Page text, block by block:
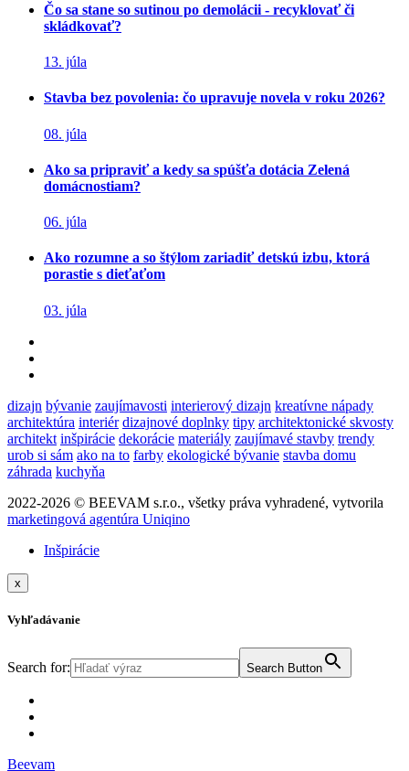
Čo sa stane so sutinou po demolácii - recyklovať či
skládkovať?
13. júla
Stavba bez povolenia: čo upravuje novela v roku 2026?
08. júla
Ako sa pripraviť a kedy sa spúšťa dotácia Zelená
domácnostiam?
06. júla
Ako rozumne a so štýlom zariadiť detskú izbu, ktorá
porastie s dieťaťom
03. júla
dizajn bývanie zaujímavosti interierový dizajn kreatívne nápady
architektúra interiér dizajnové doplnky tipy architektonické skvosty
architekt inšpirácie dekorácie materiály zaujímavé stavby trendy
urob si sám ako na to farby ekologické bývanie stavba domu
záhrada kuchyňa
2022-2026 © BEEVAM s.r.o., všetky práva vyhradené, vytvorila
marketingová agentúra Uniqino
Inšpirácie
x
Vyhľadávanie
Search for: Search Button
Beevam